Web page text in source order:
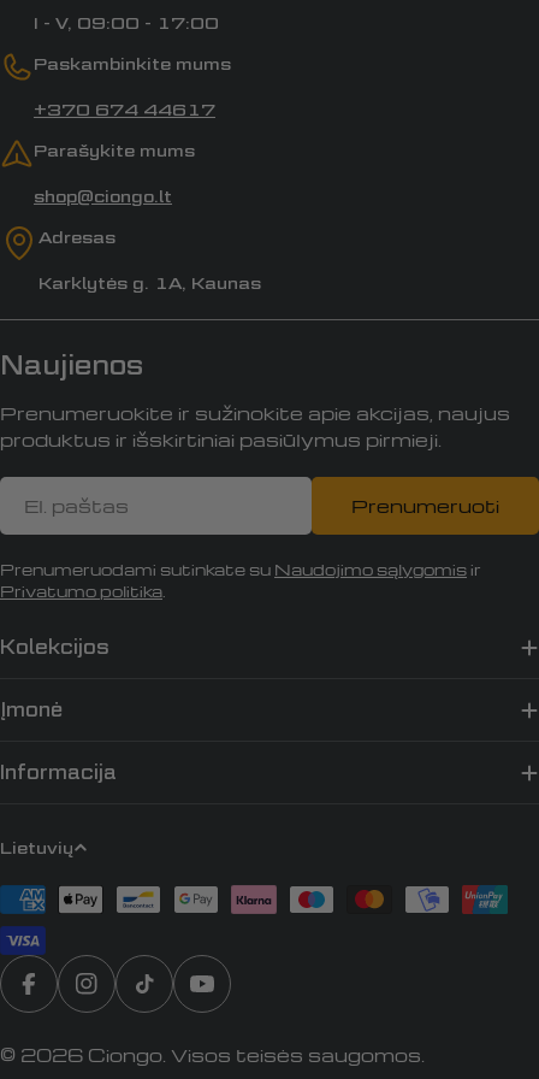
I - V, 09:00 - 17:00
Paskambinkite mums
+370 674 44617
Parašykite mums
shop@ciongo.lt
Adresas
Karklytės g. 1A, Kaunas
Kolekcijos
Įmonė
Informacija
Naujienos
Prenumeruokite ir sužinokite apie akcijas, naujus
produktus ir išskirtiniai pasiūlymus pirmieji.
El.
paštas
Prenumeruoti
Prenumeruodami sutinkate su Naudojimo sąlygomis ir
Privatumo politika
K
a
l
b
a
Lietuvių
Apmokėjimo
būdai
Translation missing:
„Instagram“
„TikTok“„YouTube“
© 2026 Ciongo. Visos teisės saugomos.